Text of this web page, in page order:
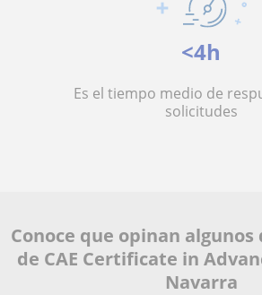
<4h
Es el tiempo medio de
solicitudes
Conoce que opinan algunos
de CAE Certificate in
Navarra